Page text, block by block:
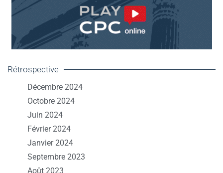
Rétrospective
Décembre 2024
Octobre 2024
Juin 2024
Février 2024
Janvier 2024
Septembre 2023
Août 2023